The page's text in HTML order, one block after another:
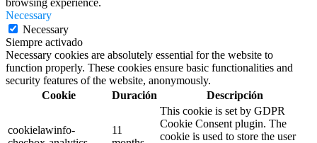
browsing experience.
Necessary
Necessary
Siempre activado
Necessary cookies are absolutely essential for the website to
function properly. These cookies ensure basic functionalities and
security features of the website, anonymously.
Cookie
Duración Descripción
cookielawinfo-
11
This cookie is set by GDPR
Cookie Consent plugin. The
cookie is used to store the user